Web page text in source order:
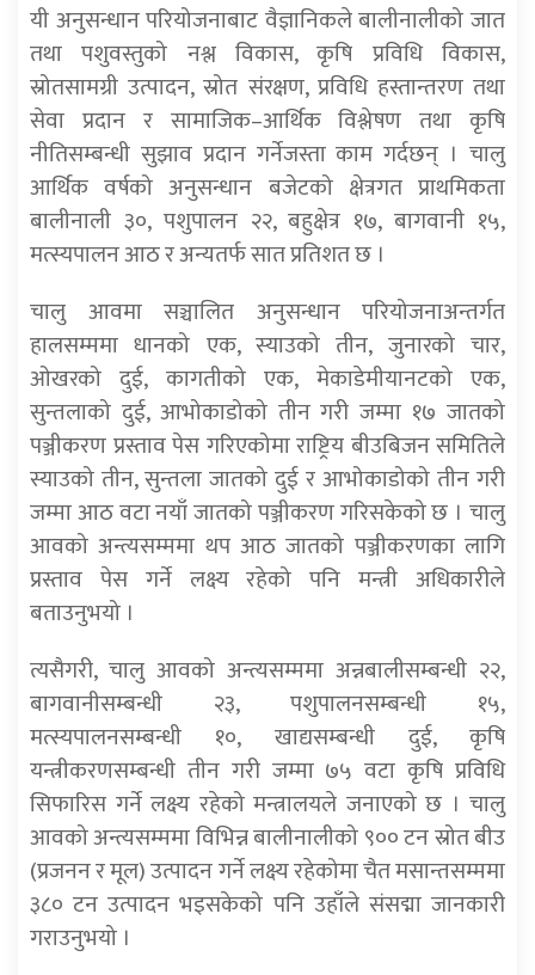
यी अनुसन्धान परियोजनाबाट वैज्ञानिकले बालीनालीको जात
तथा पशुवस्तुको नश्ल विकास, कृषि प्रविधि विकास,
स्रोतसामग्री उत्पादन, स्रोत संरक्षण, प्रविधि हस्तान्तरण तथा
सेवा प्रदान र सामाजिक–आर्थिक विश्लेषण तथा कृषि
नीतिसम्बन्धी सुझाव प्रदान गर्नेजस्ता काम गर्दछन् । चालु
आर्थिक वर्षको अनुसन्धान बजेटको क्षेत्रगत प्राथमिकता
बालीनाली ३०, पशुपालन २२, बहुक्षेत्र १७, बागवानी १५,
मत्स्यपालन आठ र अन्यतर्फ सात प्रतिशत छ ।
चालु आवमा सञ्चालित अनुसन्धान परियोजनाअन्तर्गत
हालसम्ममा धानको एक, स्याउको तीन, जुनारको चार,
ओखरको दुई, कागतीको एक, मेकाडेमीयानटको एक,
सुन्तलाको दुई, आभोकाडोको तीन गरी जम्मा १७ जातको
पञ्जीकरण प्रस्ताव पेस गरिएकोमा राष्ट्रिय बीउबिजन समितिले
स्याउको तीन, सुन्तला जातको दुई र आभोकाडोको तीन गरी
जम्मा आठ वटा नयाँ जातको पञ्जीकरण गरिसकेको छ । चालु
आवको अन्त्यसम्ममा थप आठ जातको पञ्जीकरणका लागि
प्रस्ताव पेस गर्ने लक्ष्य रहेको पनि मन्त्री अधिकारीले
बताउनुभयो ।
त्यसैगरी, चालु आवको अन्त्यसम्ममा अन्नबालीसम्बन्धी २२,
बागवानीसम्बन्धी २३, पशुपालनसम्बन्धी १५,
मत्स्यपालनसम्बन्धी १०, खाद्यसम्बन्धी दुई, कृषि
यन्त्रीकरणसम्बन्धी तीन गरी जम्मा ७५ वटा कृषि प्रविधि
सिफारिस गर्ने लक्ष्य रहेको मन्त्रालयले जनाएको छ । चालु
आवको अन्त्यसम्ममा विभिन्न बालीनालीको ९०० टन स्रोत बीउ
(प्रजनन र मूल) उत्पादन गर्ने लक्ष्य रहेकोमा चैत मसान्तसम्ममा
३८० टन उत्पादन भइसकेको पनि उहाँले संसद्मा जानकारी
गराउनुभयो ।